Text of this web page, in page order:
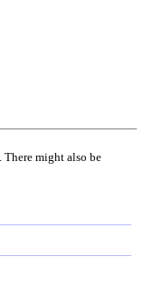
. There might also be